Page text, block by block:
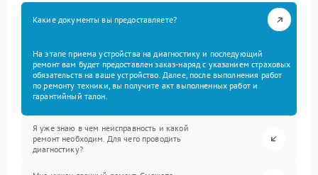
Какие документы вы предоставляете?
На этапе приема устройства на диагностику и последующий
ремонт вам будет предоставлен заказ-наряд с указанием страховых
обязательств на ваше устройство. Далее, после выполнения работ
по ремонту техники, вы получите акт выполненных работ и
гарантийный талон.
Я уже знаю в чем неисправность и какой
ремонт необходим. Для чего проводить
диагностику?